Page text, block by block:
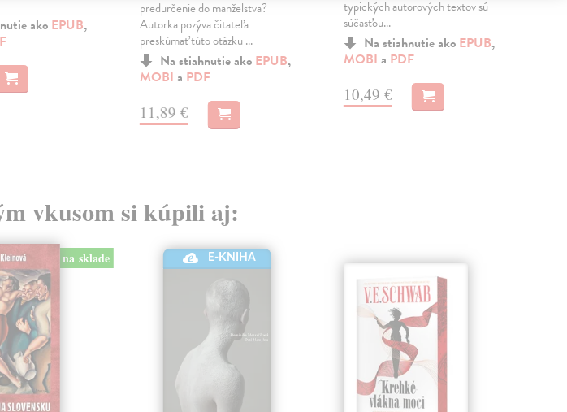
ako EPUB,
predurčenie do manželstva?
Autorka pozýva čitateľa
preskúmať túto otázku ...
Na stiahnutie ako EPUB,
MOBI a PDF
11,89 €
typických autorových textov sú
súčasťou...
Na stiahnutie ako EPUB,
MOBI a PDF
10,49 €
vkusom si kúpili aj:
na sklade E-KNIHA